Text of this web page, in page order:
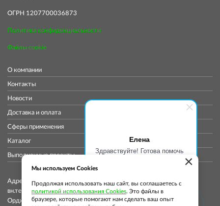
Елена
Здравствуйте! Готова помочь
ОГРН 1207700036873
Политика конфиденциальности
Файлы cookie
О компании
Контакты
Новости
Доставка и оплата
Сферы применения
Каталог
Выполненные проекты
Адрес коммерческого отдела: 115419, Город Москва,
вн.тер.г. муниципальный округ Донской, ул
Орджоникидзе, д. 11, стр. 11, помещ. 12/5
×
Мы используем Cookies
Продолжая использовать наш сайт, вы соглашаетесь с
политикой использования Cookies. Это файлы в
браузере, которые помогают нам сделать ваш опыт